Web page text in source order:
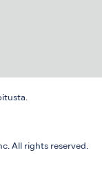
All rights reserved.